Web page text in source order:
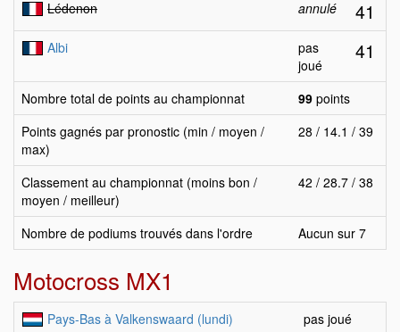
Lédenon
annulé 41
Albi
pas
joué
41
Nombre total de points au championnat 99 points
Points gagnés par pronostic (min / moyen /
max)
28 / 14.1 / 39
Classement au championnat (moins bon /
moyen / meilleur)
42 / 28.7 / 38
Nombre de podiums trouvés dans l'ordre Aucun sur 7
Motocross MX1
Pays-Bas à Valkenswaard (lundi)
pas joué